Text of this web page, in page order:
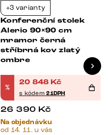
+3 varianty
Konferenční stolek
Alerio 90×90 cm
mramor černá
stříbrná kov zlatý
ombre
%
20 848 Kč
s kódem21DPH
26 390 Kč
Na objednávku
od 14. 11. u vás